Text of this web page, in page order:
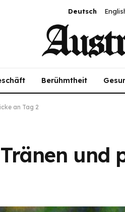
Deutsch
Berühmtheit
an Tag 2
und